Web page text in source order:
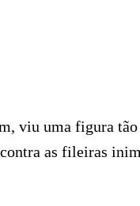
viu uma figura
as fileiras